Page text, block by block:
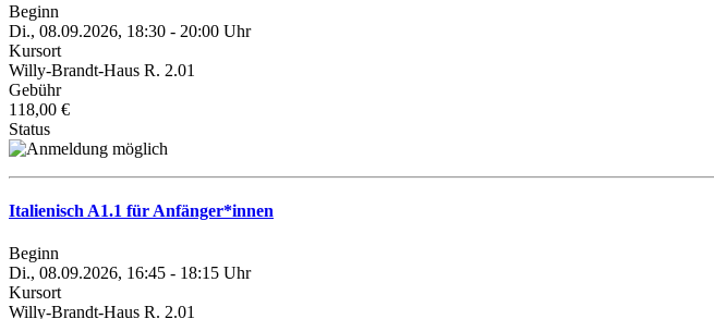
Beginn
Di., 08.09.2026, 18:30 - 20:00 Uhr
Kursort
Willy-Brandt-Haus R. 2.01
Gebühr
118,00 €
Status
Italienisch A1.1 für Anfänger*innen
Beginn
Di., 08.09.2026, 16:45 - 18:15 Uhr
Kursort
Willy-Brandt-Haus R. 2.01